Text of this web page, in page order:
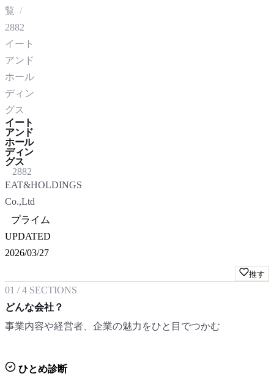
覧
2882
イート
アンド
ホール
ディン
グス
イート
アンド
ホール
ディン
グス
2882
EAT&HOLDINGS
Co.,Ltd
プライム
UPDATED
2026/03/27
推す
01 /4 SECTIONS
どんな会社？
事業内容や経営者、企業の魅力をひと目でつかむ
ひとめ診断